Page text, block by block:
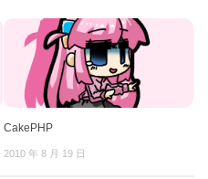
CakePHP
2010 年 8 月 19 日